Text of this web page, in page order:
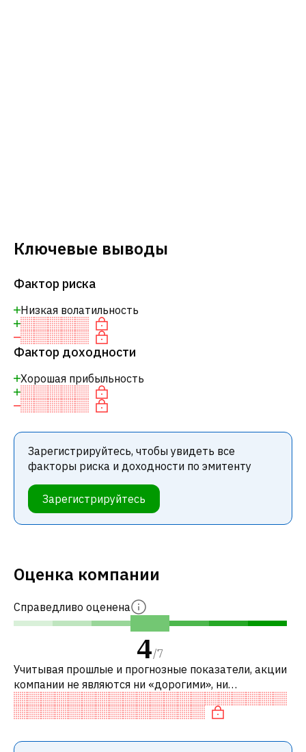
Ключевые выводы
Фактор риска
Низкая волатильность
Фактор доходности
Хорошая прибыльность
Зарегистрируйтесь, чтобы увидеть все
факторы риска и доходности по эмитенту
Зарегистрируйтесь
Оценка компании
Справедливо оценена
4/7
Учитывая прошлые и прогнозные показатели, акции
компании не являются ни «дорогими», ни
«дешевыми» по сравнению с аналогичными
компаниями. В частности, акция справедливо о